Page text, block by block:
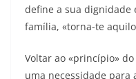
define a sua dignidade
família, «torna-te
Voltar ao «princípio»
uma necessidade para